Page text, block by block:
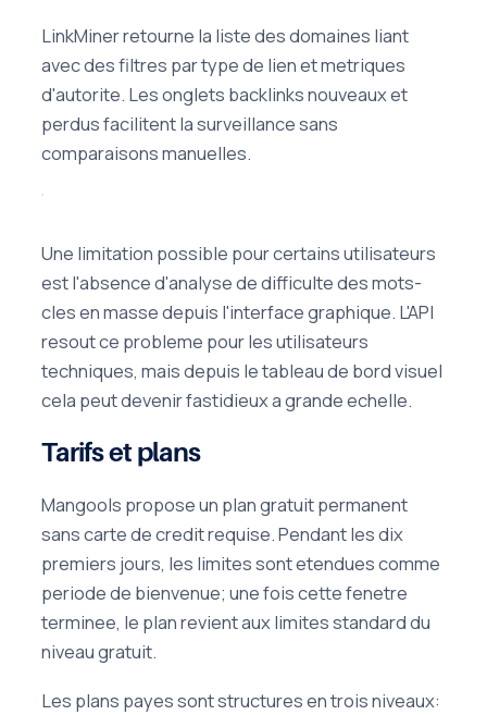
LinkMiner retourne la liste des domaines liant
avec des filtres par type de lien et metriques
d'autorite. Les onglets backlinks nouveaux et
perdus facilitent la surveillance sans
comparaisons manuelles.
Une limitation possible pour certains utilisateurs
est l'absence d'analyse de difficulte des mots-
cles en masse depuis l'interface graphique. L'API
resout ce probleme pour les utilisateurs
techniques, mais depuis le tableau de bord visuel
cela peut devenir fastidieux a grande echelle.
Tarifs et plans
Mangools propose un plan gratuit permanent
sans carte de credit requise. Pendant les dix
premiers jours, les limites sont etendues comme
periode de bienvenue; une fois cette fenetre
terminee, le plan revient aux limites standard du
niveau gratuit.
Les plans payes sont structures en trois niveaux: